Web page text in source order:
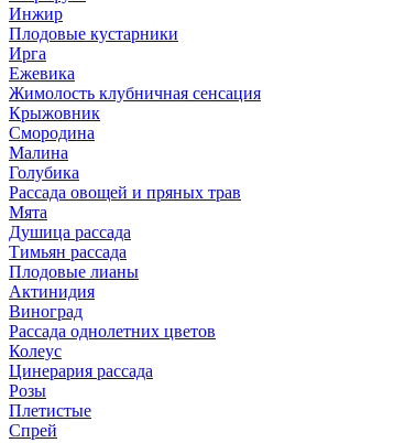
Инжир
Плодовые кустарники
Ирга
Ежевика
Жимолость клубничная сенсация
Крыжовник
Смородина
Малина
Голубика
Рассада овощей и пряных трав
Мята
Душица рассада
Тимьян рассада
Плодовые лианы
Актинидия
Виноград
Рассада однолетних цветов
Колеус
Цинерария рассада
Розы
Плетистые
Спрей